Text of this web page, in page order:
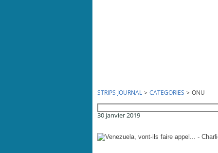
STRIPS JOURNAL > CATEGORIES > ONU
30 janvier 2019